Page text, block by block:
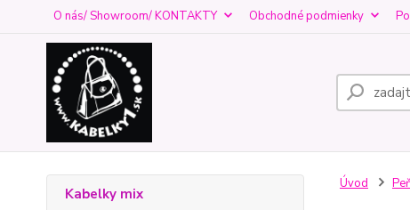
O nás/ Showroom/ KONTAKTY Obchodné podmienky
Kabelky mix
Úvod